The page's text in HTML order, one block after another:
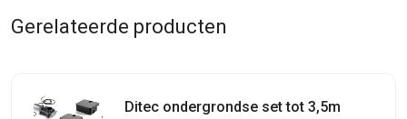
Gerelateerde producten
Ditec ondergrondse set tot 3,5m